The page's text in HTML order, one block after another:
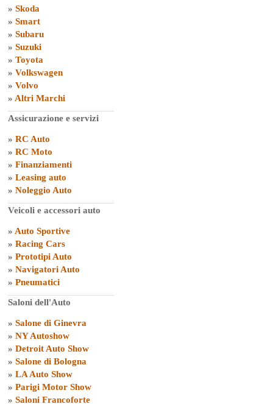
» Skoda
» Smart
» Subaru
» Suzuki
» Toyota
» Volkswagen
» Volvo
» Altri Marchi
Assicurazione e servizi
» RC Auto
» RC Moto
» Finanziamenti
» Leasing auto
» Noleggio Auto
Veicoli e accessori auto
» Auto Sportive
» Racing Cars
» Prototipi Auto
» Navigatori Auto
» Pneumatici
Saloni dell'Auto
» Salone di Ginevra
» NY Autoshow
» Detroit Auto Show
» Salone di Bologna
» LA Auto Show
» Parigi Motor Show
» Saloni Francoforte